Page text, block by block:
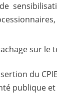
sur le
du
publique